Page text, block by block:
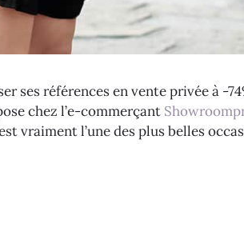
ses références en vente privée à -
chez l’e-commerçant
vraiment l’une des plus belles